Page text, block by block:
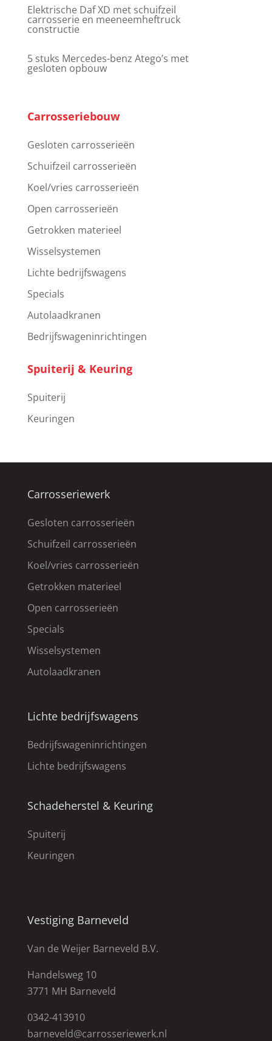
Elektrische Daf XD met schuifzeil
carrosserie en meeneemheftruck
constructie
5 stuks Mercedes-benz Atego’s met
gesloten opbouw
Carrosseriebouw
Gesloten carrosserieën
Schuifzeil carrosserieën
Koel/vries carrosserieën
Open carrosserieën
Getrokken materieel
Wisselsystemen
Lichte bedrijfswagens
Specials
Autolaadkranen
Bedrijfswageninrichtingen
Spuiterij & Keuring
Spuiterij
Keuringen
Carrosseriewerk
Gesloten carrosserieën
Schuifzeil carrosserieën
Koel/vries carrosserieën
Getrokken materieel
Open carrosserieën
Specials
Wisselsystemen
Autolaadkranen
Lichte bedrijfswagens
Bedrijfswageninrichtingen
Lichte bedrijfswagens
Schadeherstel & Keuring
Spuiterij
Keuringen
Vestiging Barneveld
Van de Weijer Barneveld B.V.
Handelsweg 10
3771 MH Barneveld
0342-413910
barneveld@carrosseriewerk.nl